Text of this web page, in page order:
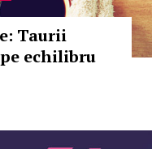
Taurii
echilibru